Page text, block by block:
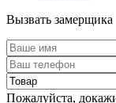
Вызвать замерщика
Пожалуйста,